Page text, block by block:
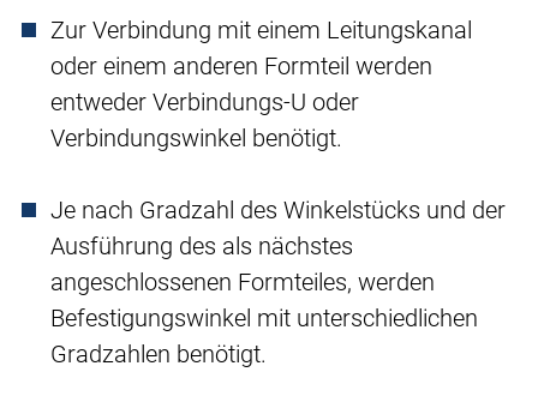
Zur Verbindung mit einem Leitungskanal
oder einem anderen Formteil werden
entweder Verbindungs-U oder
Verbindungswinkel benötigt.
Je nach Gradzahl des Winkelstücks und der
Ausführung des als nächstes
angeschlossenen Formteiles, werden
Befestigungswinkel mit unterschiedlichen
Gradzahlen benötigt.